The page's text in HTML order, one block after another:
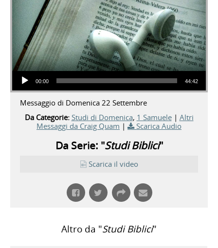
Audio Player
00:00 44:42
Messaggio di Domenica 22 Settembre
Da Categorie: Studi di Domenica, 1 Samuele| Altri
Messaggi da Craig Quam | Scarica Audio
Da Serie: "Studi Biblici"
Scarica il video
Altro da "Studi Biblici"